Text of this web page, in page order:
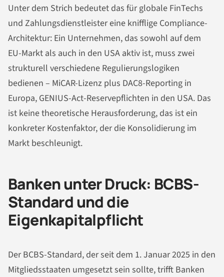
Unter dem Strich bedeutet das für globale FinTechs
und Zahlungsdienstleister eine knifflige Compliance-
Architektur: Ein Unternehmen, das sowohl auf dem
EU-Markt als auch in den USA aktiv ist, muss zwei
strukturell verschiedene Regulierungslogiken
bedienen – MiCAR-Lizenz plus DAC8-Reporting in
Europa, GENIUS-Act-Reservepflichten in den USA. Das
ist keine theoretische Herausforderung, das ist ein
konkreter Kostenfaktor, der die Konsolidierung im
Markt beschleunigt.
Banken unter Druck: BCBS-
Standard und die
Eigenkapitalpflicht
Der BCBS-Standard, der seit dem 1. Januar 2025 in den
Mitgliedsstaaten umgesetzt sein sollte, trifft Banken